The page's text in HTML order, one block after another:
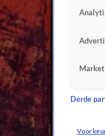
Derde